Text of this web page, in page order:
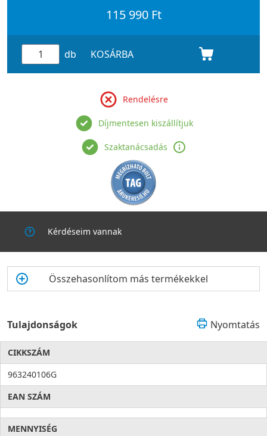
115 990 Ft
db KOSÁRBA
Rendelésre
Díjmentesen kiszállítjuk
Szaktanácsadás
Kérdéseim vannak
Összehasonlítom más termékekkel
Tulajdonságok Nyomtatás
CIKKSZÁM
963240106G
EAN SZÁM
MENNYISÉG